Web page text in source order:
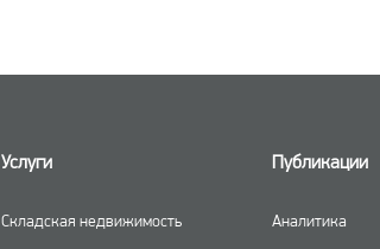
Услуги
Складская недвижимость
Публикации
Аналитика